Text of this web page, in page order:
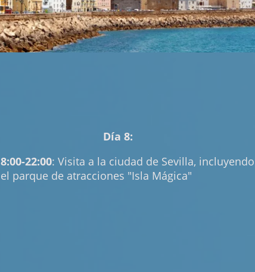
Día 8:
8:00-22:00: Visita a la ciudad de Sevilla, incluyendo
el parque de atracciones "Isla Mágica"